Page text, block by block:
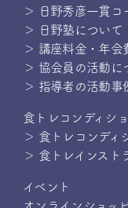
＞ 日野秀彦一貫コ
＞ 日野塾について
＞ 講座料金・年会
＞ 協会員の活動に
＞ 指導者の活動事
食トレコンディシ
＞ 食トレコンディ
＞ 食トレインスト
イベント